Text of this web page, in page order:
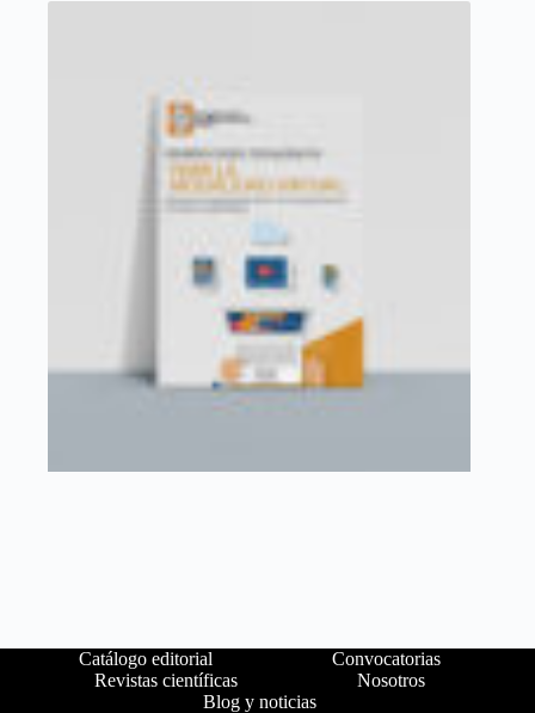
Catálogo editorial
Convocatorias
Revistas científicas
Nosotros
Blog y noticias